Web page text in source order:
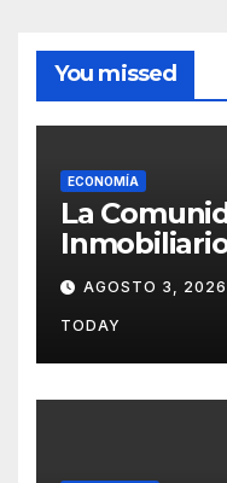
You missed
ECONOMÍA
La
segundo
alianza y
AGOSTO 3, 2026
TODAY